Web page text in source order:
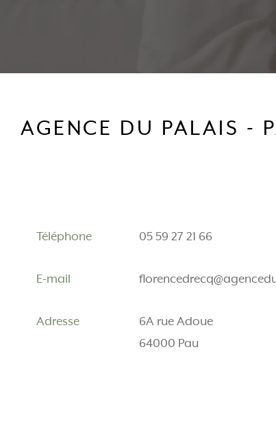
AGENCE DU PALAIS -
Téléphone 05 59 27 21 66
E-mail
Adresse
6A rue Adoue
64000 Pau